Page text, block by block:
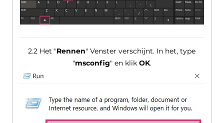
2.2 Het "Rennen" Venster verschijnt. In het, type
"msconfig" en klik OK.